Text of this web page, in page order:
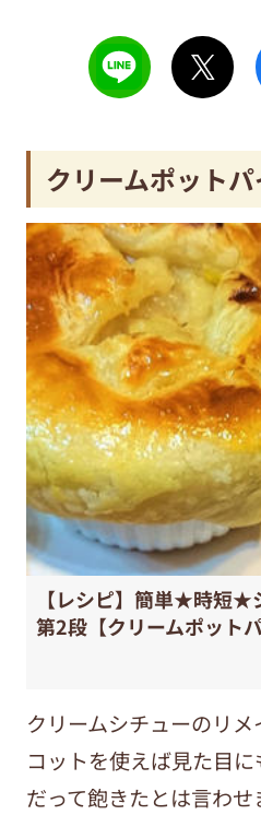
クリームポットパ
【レシピ】簡単★時短
第2段【クリームポットパ
クリームシチューのリ
コットを使えば見た目
だって飽きたとは言わ